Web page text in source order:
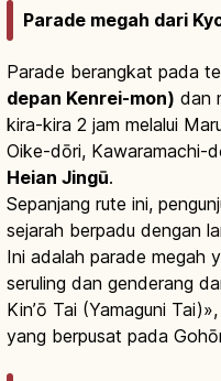
Parade megah dari
Parade berangkat pada
depan Kenrei-mon) dan
kira-kira 2 jam melalui
Oike-dōri, Kawaramachi-
Heian Jingū.
Sepanjang rute ini,
sejarah berpadu dengan
Ini adalah parade megah
seruling dan genderang
Kin’ō Tai (Yamaguni
yang berpusat pada